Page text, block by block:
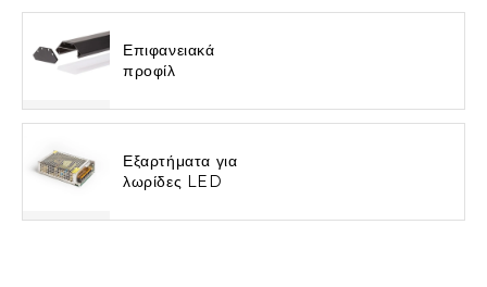
Επιφανειακά
προφίλ
Εξαρτήματα για
λωρίδες LED